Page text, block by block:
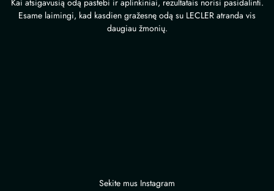
Kai atsigavusią odą pastebi ir aplinkiniai, rezultatais norisi pasidalinti.
Esame laimingi, kad kasdien gražesnę odą su LECLER atranda vis
daugiau žmonių.
Sekite mus Instagram